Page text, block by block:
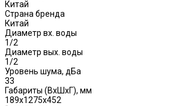
Китай
Страна бренда
Китай
Диаметр вх. воды
1/2
Диаметр вых. воды
1/2
Уровень шума, дБа
33
Габариты (ВxШxГ), мм
189x1275x452